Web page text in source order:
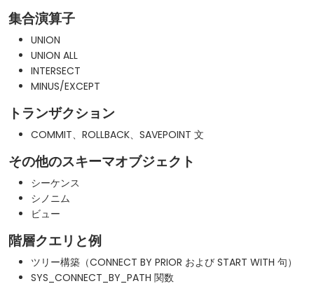
集合演算子
UNION
UNION ALL
INTERSECT
MINUS/EXCEPT
トランザクション
COMMIT、ROLLBACK、SAVEPOINT 文
その他のスキーマオブジェクト
シーケンス
シノニム
ビュー
階層クエリと例
ツリー構築（CONNECT BY PRIOR および START WITH 句）
SYS_CONNECT_BY_PATH 関数